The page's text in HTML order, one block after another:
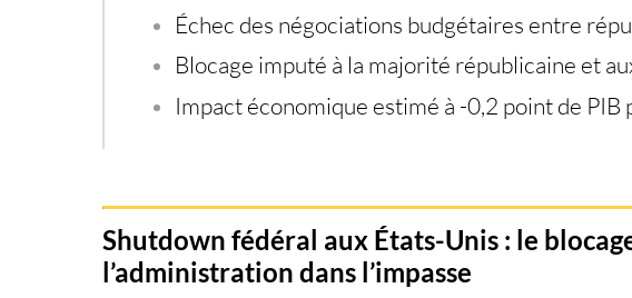
Échec des négociations budgétaires entre
Blocage imputé à la majorité républicaine et
Impact économique estimé à -0,2 point de PIB
Shutdown fédéral aux États-Unis : le
l’administration dans l’impasse